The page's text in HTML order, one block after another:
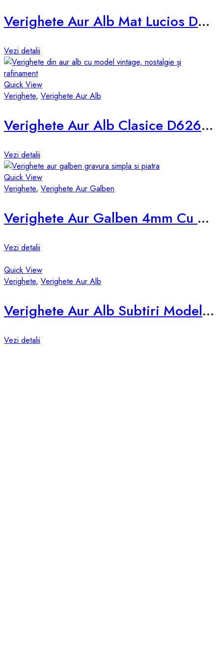
Verighete Aur Alb Mat Lucios D854
Vezi detalii
Quick View
Verighete, Verighete Aur Alb
Verighete Aur Alb Clasice D626-AA
Vezi detalii
Quick View
Verighete, Verighete Aur Galben
Verighete Aur Galben 4mm Cu Piatra d850-g
Vezi detalii
Quick View
Verighete, Verighete Aur Alb
Verighete Aur Alb Subtiri Model d678-a
Vezi detalii